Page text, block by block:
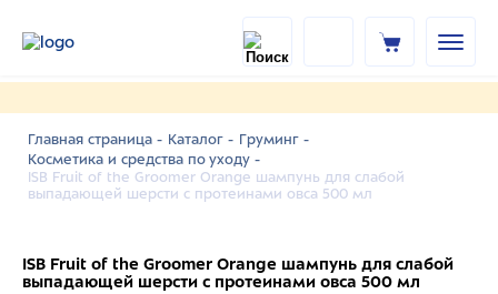
Главная страница - Каталог - Груминг -
Косметика и средства по уходу -
ISB Fruit of the Groomer Orange шампунь для слабой
выпадающей шерсти с протеинами овса 500 мл
ISB Fruit of the Groomer Orange шампунь для слабой
выпадающей шерсти с протеинами овса 500 мл